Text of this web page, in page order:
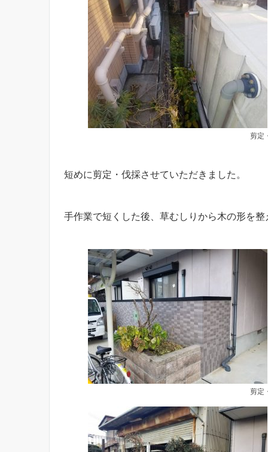
剪定
短めに剪定・伐採させていただきました。
手作業で短くした後、草むしりから木の形を
剪定